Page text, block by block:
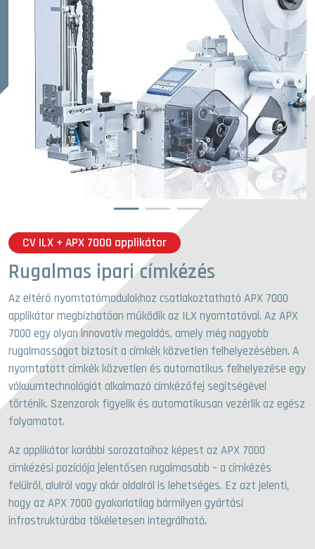
1 2 3
CV ILX + APX 7000 applikátor
Rugalmas ipari címkézés
Az eltérő nyomtatómodulokhoz csatlakoztatható APX 7000
applikátor megbízhatóan működik az ILX nyomtatóval. Az APX
7000 egy olyan innovatív megoldás, amely még nagyobb
rugalmasságot biztosít a címkék közvetlen felhelyezésében. A
nyomtatott címkék közvetlen és automatikus felhelyezése egy
vákuumtechnológiát alkalmazó címkézőfej segítségével
történik. Szenzorok figyelik és automatikusan vezérlik az egész
folyamatot.
Az applikátor korábbi sorozataihoz képest az APX 7000
címkézési pozíciója jelentősen rugalmasabb – a címkézés
felülről, alulról vagy akár oldalról is lehetséges. Ez azt jelenti,
hogy az APX 7000 gyakorlatilag bármilyen gyártási
infrastruktúrába tökéletesen integrálható.